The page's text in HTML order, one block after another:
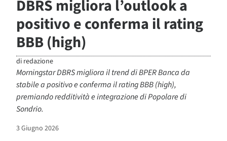
DBRS migliora l’outlook a
positivo e conferma il rating
BBB (high)
di redazione
Morningstar DBRS migliora il trend di BPER Banca da
stabile a positivo e conferma il rating BBB (high),
premiando redditività e integrazione di Popolare di
Sondrio.
3 Giugno 2026